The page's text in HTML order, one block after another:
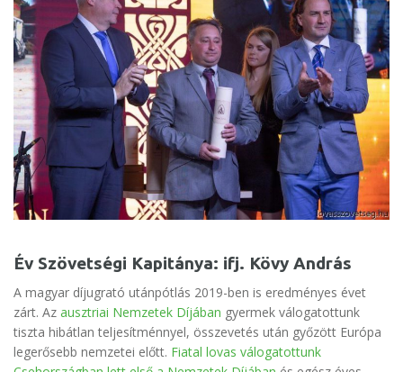
Év Szövetségi Kapitánya: ifj. Kövy András
A magyar díjugrató utánpótlás 2019-ben is eredményes évet
zárt. Az ausztriai Nemzetek Díjában gyermek válogatottunk
tiszta hibátlan teljesítménnyel, összevetés után győzött Európa
legerősebb nemzetei előtt. Fiatal lovas válogatottunk